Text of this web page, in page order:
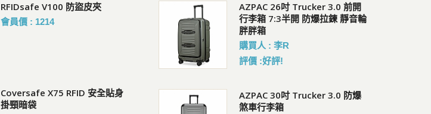
RFIDsafe V100 防盜皮夾
會員價 : 1214
Coversafe X75 RFID 安全貼身
掛頸暗袋
Coversafe X100 RFID 安全貼身
腰掛暗袋
會員價 : 1214
Pacsafe EXP28 旅行背包
會員價 : 6822
Pacsafe V Action 防盜胸背 斜
背包 2.5L
Pacsafe V 防盜城市斜肩包
購買人 : 邱R
AZPAC 26吋 Trucker 3.0 前開
行李箱 7:3半開 防爆拉鍊 靜音輪
胖胖箱
購買人 : 李R
評價 :好評!
AZPAC 30吋 Trucker 3.0 防爆
煞車行李箱